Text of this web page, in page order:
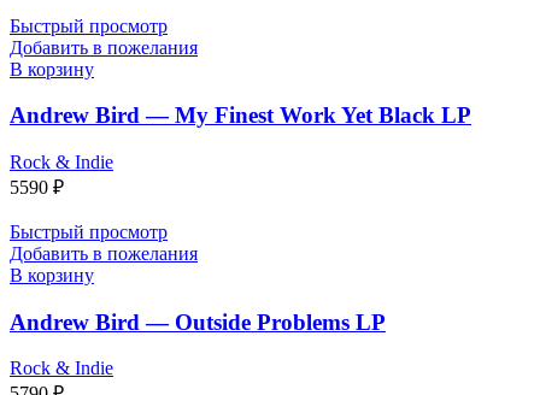
Быстрый просмотр
Добавить в пожелания
В корзину
Andrew Bird — My Finest Work Yet Black LP
Rock & Indie
5590 ₽
Быстрый просмотр
Добавить в пожелания
В корзину
Andrew Bird — Outside Problems LP
Rock & Indie